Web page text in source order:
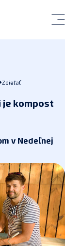
Zdieľať
je kompost
v Nedeľnej